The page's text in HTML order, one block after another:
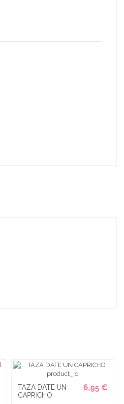
TAZA DATE UN
CAPRICHO
6,95 €